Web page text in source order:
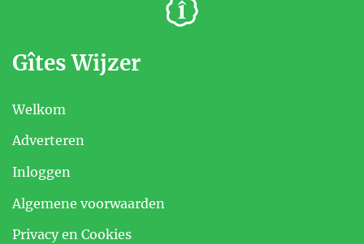
Gîtes Wijzer
Welkom
Adverteren
Inloggen
Algemene voorwaarden
Privacy en Cookies